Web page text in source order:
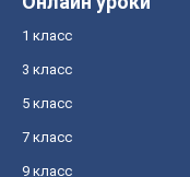
1 класс
3 класс
5 класс
7 класс
9 класс